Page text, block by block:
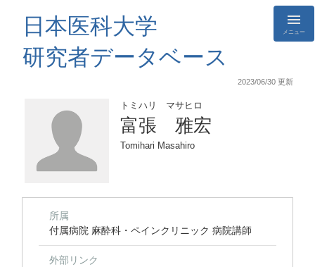
日本医科大学
研究者データベース
メニュー
2023/06/30 更新
トミハリ マサヒロ
富張 雅宏
Tomihari Masahiro
所属
付属病院 麻酔科・ペインクリニック 病院講師
外部リンク